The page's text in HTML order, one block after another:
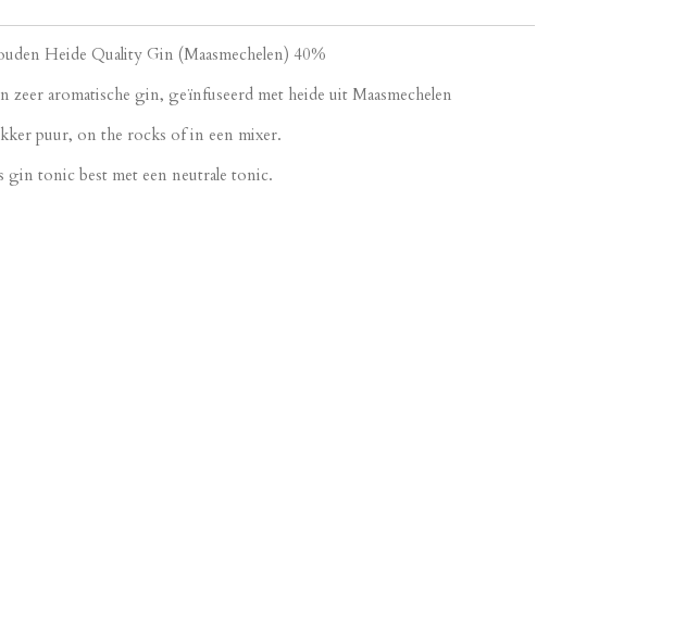
Heide Quality Gin (Maasmechelen) 40%
zeer aromatische gin, geïnfuseerd met heide uit Maasmechelen
puur, on the rocks of in een mixer.
gin tonic best met een neutrale tonic.